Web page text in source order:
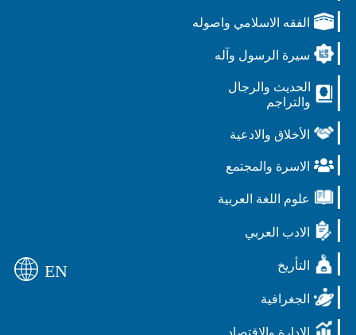
الفقه الاسلامي واصوله
سيرة الرسول وآله
الحديث والرجال
والتراجم
الأخلاق والادعية
الاسرة والمجتمع
علوم اللغة العربية
الادب العربي
التأريخ
الجغرافية
الادارة والاقتصاد
EN